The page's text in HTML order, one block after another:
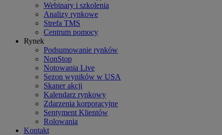
Webinary i szkolenia
Analizy rynkowe
Strefa TMS
Centrum pomocy
Rynek
Podsumowanie rynków
NonStop
Notowania Live
Sezon wyników w USA
Skaner akcji
Kalendarz rynkowy
Zdarzenia korporacyjne
Sentyment Klientów
Rolowania
Kontakt